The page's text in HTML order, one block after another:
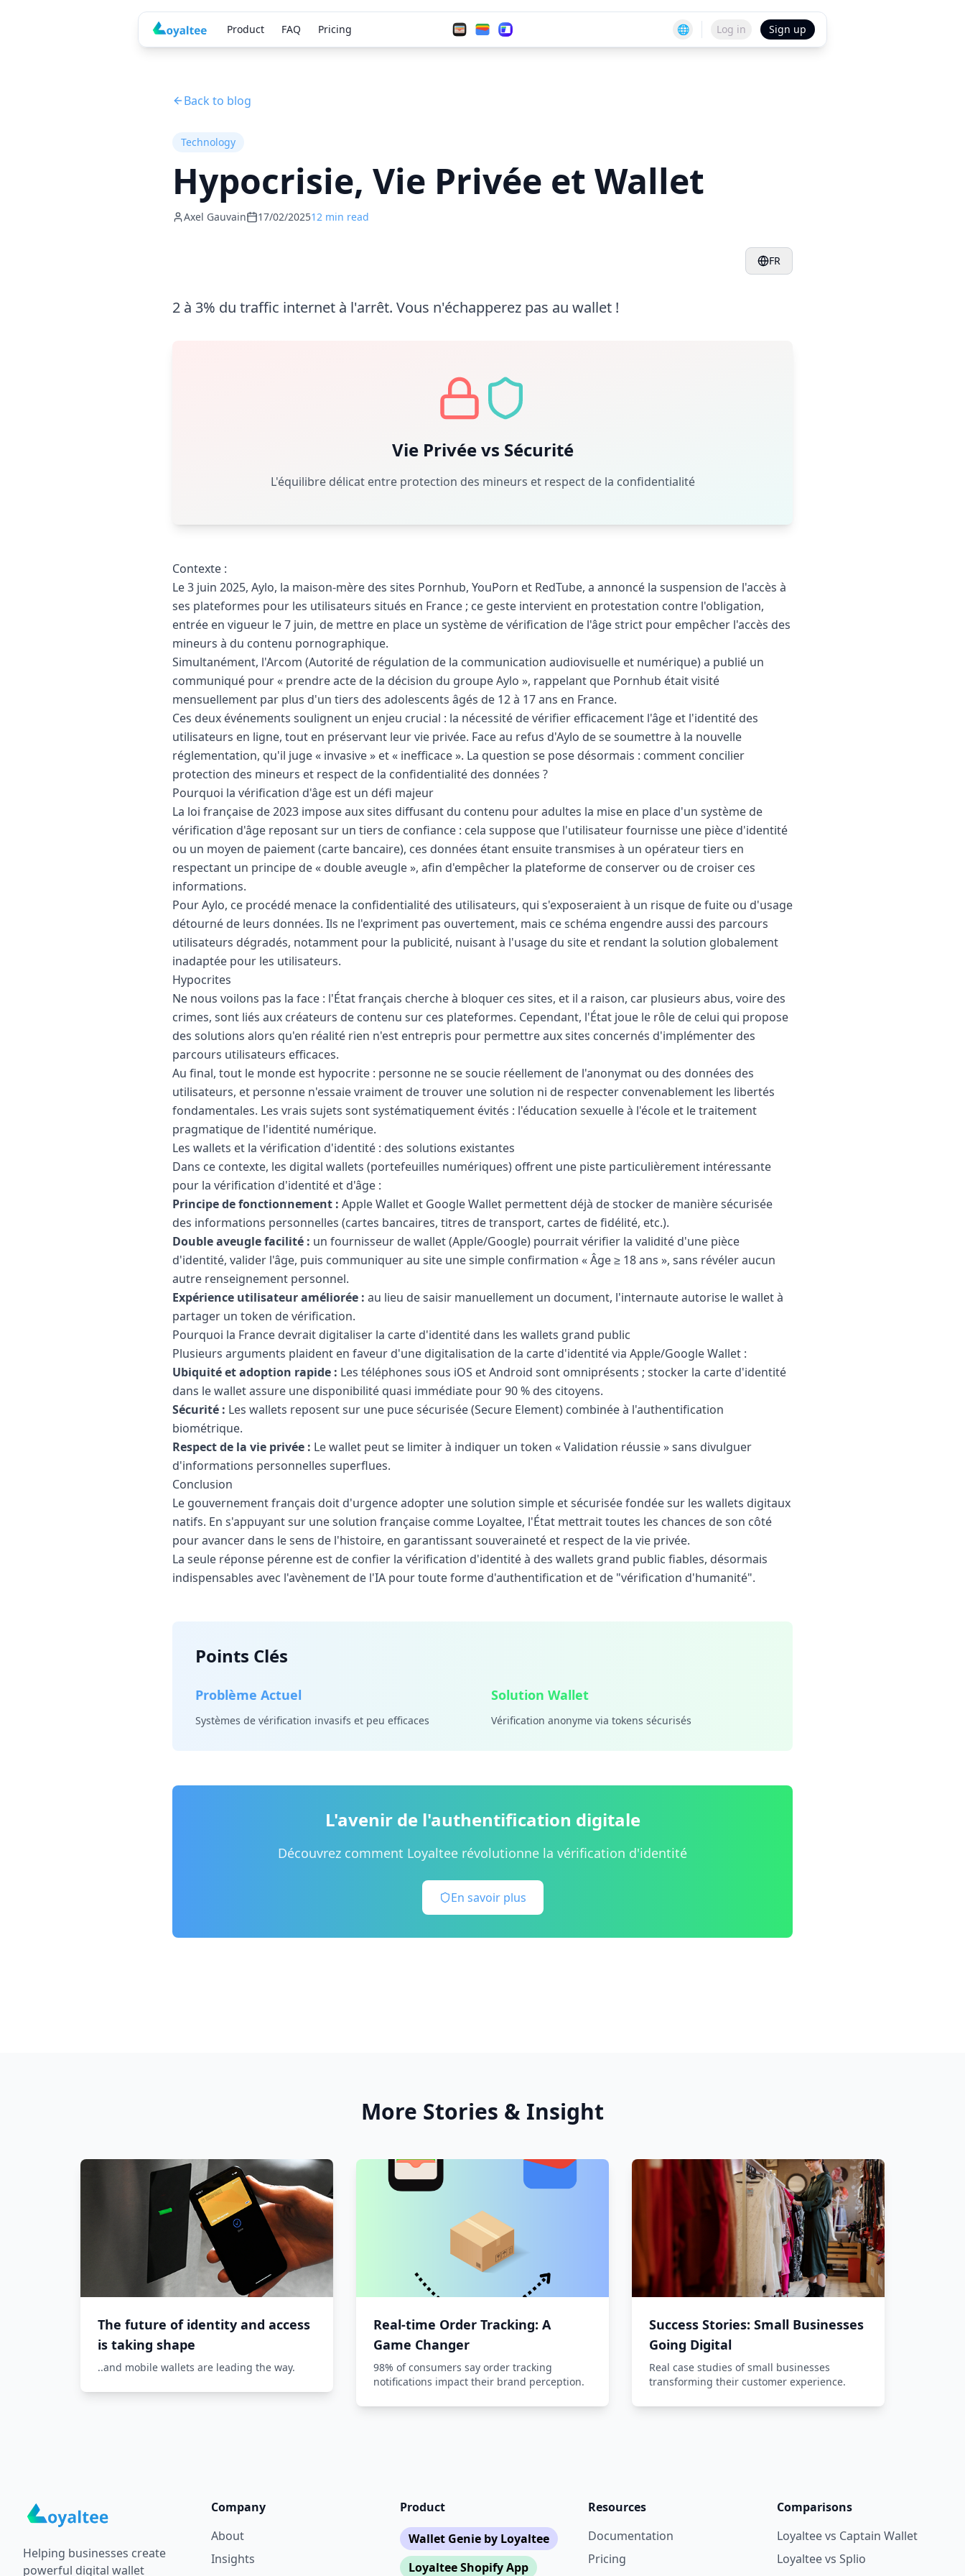
Product FAQ Pricing 🌐 Log in Sign up
Back to blog
Technology
Hypocrisie, Vie Privée et Wallet
Axel Gauvain 17/02/202512 min read
FR
2 à 3% du traffic internet à l'arrêt. Vous n'échapperez pas au wallet !
Vie Privée vs Sécurité
L'équilibre délicat entre protection des mineurs et respect de la confidentialité
Contexte :
Le 3 juin 2025, Aylo, la maison-mère des sites Pornhub, YouPorn et RedTube, a annoncé la suspension de l'accès à
ses plateformes pour les utilisateurs situés en France ; ce geste intervient en protestation contre l'obligation,
entrée en vigueur le 7 juin, de mettre en place un système de vérification de l'âge strict pour empêcher l'accès des
mineurs à du contenu pornographique.
Simultanément, l'Arcom (Autorité de régulation de la communication audiovisuelle et numérique) a publié un
communiqué pour « prendre acte de la décision du groupe Aylo », rappelant que Pornhub était visité
mensuellement par plus d'un tiers des adolescents âgés de 12 à 17 ans en France.
Ces deux événements soulignent un enjeu crucial : la nécessité de vérifier efficacement l'âge et l'identité des
utilisateurs en ligne, tout en préservant leur vie privée. Face au refus d'Aylo de se soumettre à la nouvelle
réglementation, qu'il juge « invasive » et « inefficace ». La question se pose désormais : comment concilier
protection des mineurs et respect de la confidentialité des données ?
Pourquoi la vérification d'âge est un défi majeur
La loi française de 2023 impose aux sites diffusant du contenu pour adultes la mise en place d'un système de
vérification d'âge reposant sur un tiers de confiance : cela suppose que l'utilisateur fournisse une pièce d'identité
ou un moyen de paiement (carte bancaire), ces données étant ensuite transmises à un opérateur tiers en
respectant un principe de « double aveugle », afin d'empêcher la plateforme de conserver ou de croiser ces
informations.
Pour Aylo, ce procédé menace la confidentialité des utilisateurs, qui s'exposeraient à un risque de fuite ou d'usage
détourné de leurs données. Ils ne l'expriment pas ouvertement, mais ce schéma engendre aussi des parcours
utilisateurs dégradés, notamment pour la publicité, nuisant à l'usage du site et rendant la solution globalement
inadaptée pour les utilisateurs.
Hypocrites
Ne nous voilons pas la face : l'État français cherche à bloquer ces sites, et il a raison, car plusieurs abus, voire des
crimes, sont liés aux créateurs de contenu sur ces plateformes. Cependant, l'État joue le rôle de celui qui propose
des solutions alors qu'en réalité rien n'est entrepris pour permettre aux sites concernés d'implémenter des
parcours utilisateurs efficaces.
Au final, tout le monde est hypocrite : personne ne se soucie réellement de l'anonymat ou des données des
utilisateurs, et personne n'essaie vraiment de trouver une solution ni de respecter convenablement les libertés
fondamentales. Les vrais sujets sont systématiquement évités : l'éducation sexuelle à l'école et le traitement
pragmatique de l'identité numérique.
Les wallets et la vérification d'identité : des solutions existantes
Dans ce contexte, les digital wallets (portefeuilles numériques) offrent une piste particulièrement intéressante
pour la vérification d'identité et d'âge :
Principe de fonctionnement : Apple Wallet et Google Wallet permettent déjà de stocker de manière sécurisée
des informations personnelles (cartes bancaires, titres de transport, cartes de fidélité, etc.).
Double aveugle facilité : un fournisseur de wallet (Apple/Google) pourrait vérifier la validité d'une pièce
d'identité, valider l'âge, puis communiquer au site une simple confirmation « Âge ≥ 18 ans », sans révéler aucun
autre renseignement personnel.
Expérience utilisateur améliorée : au lieu de saisir manuellement un document, l'internaute autorise le wallet à
partager un token de vérification.
Pourquoi la France devrait digitaliser la carte d'identité dans les wallets grand public
Plusieurs arguments plaident en faveur d'une digitalisation de la carte d'identité via Apple/Google Wallet :
Ubiquité et adoption rapide : Les téléphones sous iOS et Android sont omniprésents ; stocker la carte d'identité
dans le wallet assure une disponibilité quasi immédiate pour 90 % des citoyens.
Sécurité : Les wallets reposent sur une puce sécurisée (Secure Element) combinée à l'authentification
biométrique.
Respect de la vie privée : Le wallet peut se limiter à indiquer un token « Validation réussie » sans divulguer
d'informations personnelles superflues.
Conclusion
Le gouvernement français doit d'urgence adopter une solution simple et sécurisée fondée sur les wallets digitaux
natifs. En s'appuyant sur une solution française comme Loyaltee, l'État mettrait toutes les chances de son côté
pour avancer dans le sens de l'histoire, en garantissant souveraineté et respect de la vie privée.
La seule réponse pérenne est de confier la vérification d'identité à des wallets grand public fiables, désormais
indispensables avec l'avènement de l'IA pour toute forme d'authentification et de "vérification d'humanité".
Points Clés
Problème Actuel
Systèmes de vérification invasifs et peu efficaces
Solution Wallet
Vérification anonyme via tokens sécurisés
L'avenir de l'authentification digitale
Découvrez comment Loyaltee révolutionne la vérification d'identité
En savoir plus
More Stories & Insight
The future of identity and access
is taking shape
..and mobile wallets are leading the way.
Real-time Order Tracking: A
Game Changer
98% of consumers say order tracking
notifications impact their brand perception.
Success Stories: Small Businesses
Going Digital
Real case studies of small businesses
transforming their customer experience.
Helping businesses create
powerful digital wallet
Company
About
Insights
Product
Wallet Genie by Loyaltee
Loyaltee Shopify App
Resources
Documentation
Pricing
Comparisons
Loyaltee vs Captain Wallet
Loyaltee vs Splio